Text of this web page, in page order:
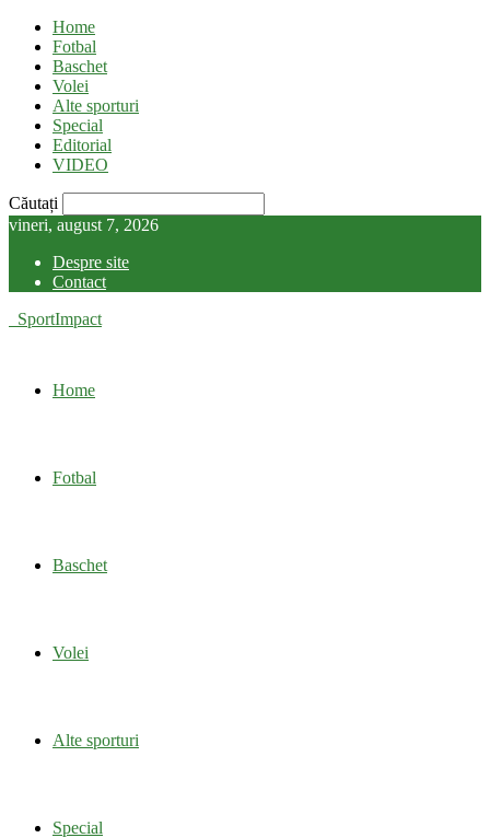
Home
Fotbal
Baschet
Volei
Alte sporturi
Special
Editorial
VIDEO
Căutați
vineri, august 7, 2026
Despre site
Contact
SportImpact
Home
Fotbal
Baschet
Volei
Alte sporturi
Special